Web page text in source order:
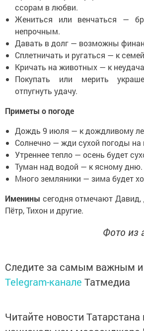
ссорам в любви.
Жениться или венчаться —
непрочным.
Давать в долг — возможны
Сплетничать и ругаться — к
Кричать на животных — к
Покупать или мерить
отпугнуть удачу.
Приметы о погоде
Дождь 9 июля — к дождливому
Солнечно — жди сухой погоды на
Утреннее тепло — осень будет
Туман над водой — к ясному дню.
Много земляники — зима будет
Именины сегодня отмечают Давид,
Пётр, Тихон и другие.
Фото из
Следите за самым важным
Telegram-канале Татмедиа
Читайте новости Татарстана